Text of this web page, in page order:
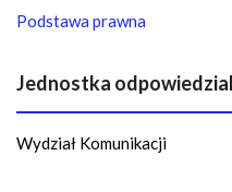
c
j
n
a
Podstawa prawna
Jednostka
Wydział Komunikacji